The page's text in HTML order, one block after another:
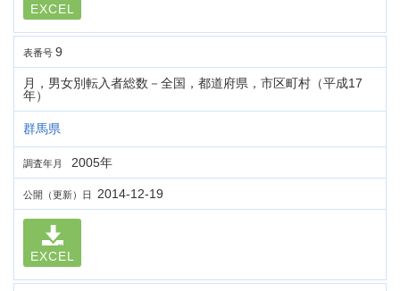
EXCEL
表番号 9
月，男女別転入者総数－全国，都道府県，市区町村（平成17
年）
群馬県
調査年月 2005年
公開（更新）日 2014-12-19
EXCEL